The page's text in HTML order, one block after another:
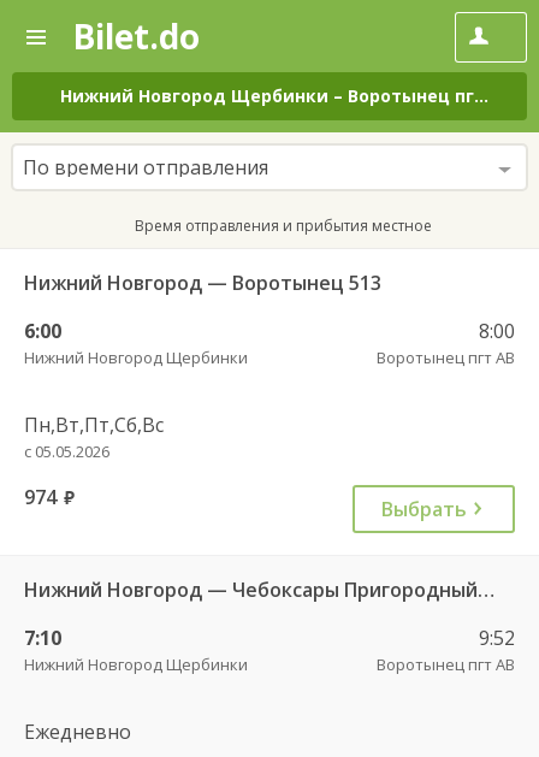
—
Поиск
и
покупка
билетов
на
автобус
онлайн
Bilet.do
Нижний Новгород Щербинки – Воротынец пгт АВ
По времени отправления
Время отправления и прибытия местное
Нижний Новгород — Воротынец 513
6:00
Нижний Новгород Щербинки
8:00
Воротынец пгт АВ
Пн,Вт,Пт,Сб,Вс
с 05.05.2026
974 руб. Выбрать
Нижний Новгород — Чебоксары Пригородный 9609
7:10
Нижний Новгород Щербинки
9:52
Воротынец пгт АВ
Ежедневно